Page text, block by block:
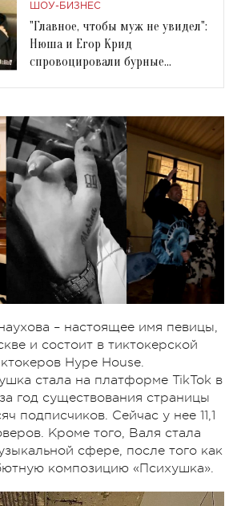
ШОУ-БИЗНЕС
"Главное, чтобы муж не увидел":
Нюша и Егор Крид
спровоцировали бурные
– настоящее имя певицы,
и состоит в тиктокерской
Hype House.
стала на платформе TikTok в
год существования страницы
подписчиков. Сейчас у нее 11,1
Кроме того, Валя стала
сфере, после того как
композицию «Психушка».